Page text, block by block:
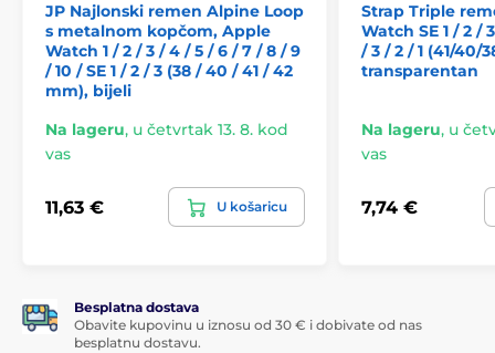
JP Najlonski remen Alpine Loop
s metalnom kopčom, Apple
Watch 1 / 2 / 3 / 4 / 5 / 6 / 7 / 8 / 9
/ 10 / SE 1 / 2 / 3 (38 / 40 / 41 / 42
mm), bijeli
Na lageru, u četvrtak 13. 8. kod
vas
11,63 € U košaricu
Strap Triple
Watch SE 1 / 2 /
/ 3 / 2 / 1 (41/40/
transparentan
Na lageru, u
vas
7,74 €
Besplatna dostava
Obavite kupovinu u iznosu od 30 € i dobivate od nas
besplatnu dostavu.